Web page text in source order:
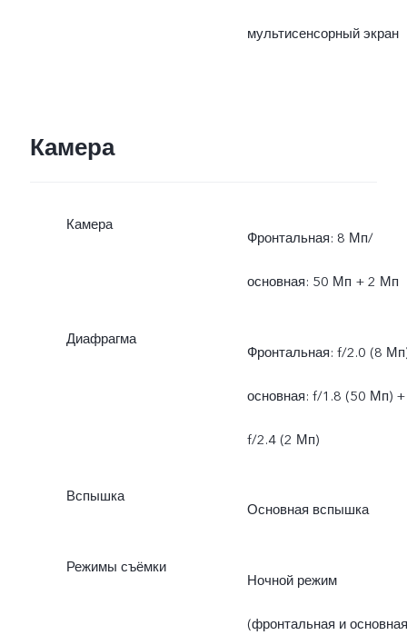
мультисенсорный экран
Камера
Камера
Фронтальная: 8 Мп/
основная: 50 Мп + 2 Мп
Диафрагма
Фронтальная: f/2.0 (8
основная: f/1.8 (50 Мп) +
f/2.4 (2 Мп)
Вспышка
Основная вспышка
Режимы съёмки
Ночной режим
(фронтальная и основная